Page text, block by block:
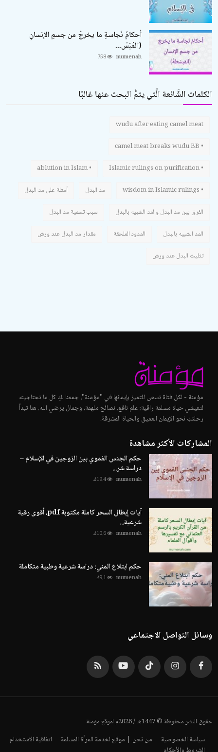
أحكامُ نَجاسةِ ما يخرجُ من جسمِ الإنسانِ
(المُبَسّ...
mumenah
الكلمات الشَّائعة الَّتي يتمُّ البحث عنها غالبًا
wudu after eating camel meat
• camel meat breaks wudu BB
• Islamic rulings on purification
• ablution in Islam
• wisdom in Islamic rulings مد البدل أمثلة على مد البدل
الفرق بين مد البدل والمد الشبيه بالبدل سبب تسمية مد البدل
المد الشبيه بالبدل المدود الملحقة مقدار مد البدل عند ورش
تثليث البدل عند ورش
مؤمنة - لكل فتاة تسعى للتميز بإيمانها في "مؤمنة"، جمعنا لكِ كل ما تحتاجينه
لتعيشي حياة مسلمة راقية: علم نافع، نصائح ملهمة، وجمال يرضي الله. هنا تبدأ
رحلتكِ نحو الإيمان العميق والحياة المشرقة.
المشاركات الأكثر مشاهدة
حكم الجنس الفموي بين الزوجين في الإسلام –
دراسة شر...
mumenah
آيات إبطال السحر كاملة مكتوبة pdf، أقوى رقية
شرعية...
mumenah
حكم ابتلاع المني: دراسة شرعية وطبية متكاملة
mumenah
وسائل التواصل الاجتماعي
حقوق النشر محفوظة © 1447هـ / 2026م لموقع مؤمنة
سياسة الخصوصية من نحن | موقع لخدمة المرأة المسلمة
اتفاقية الاستخدام